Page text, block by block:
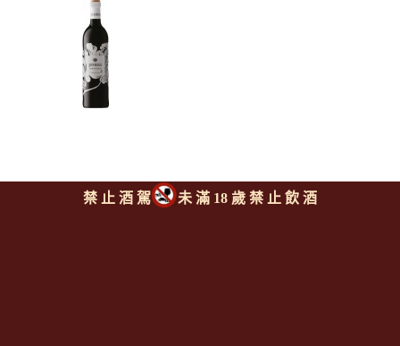
禁 止 酒 駕 未 滿 18 歲 禁 止 飲 酒